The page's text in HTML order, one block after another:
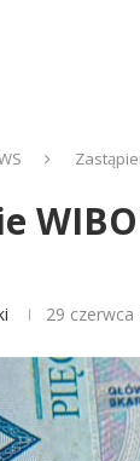
29 czerwca